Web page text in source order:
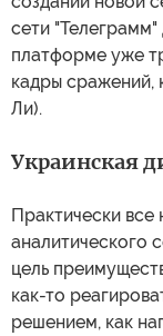
сети
платформе уже
кадры сражений,
Ли).
Украинская
Практически все
аналитического
цель
как-то
решением, как